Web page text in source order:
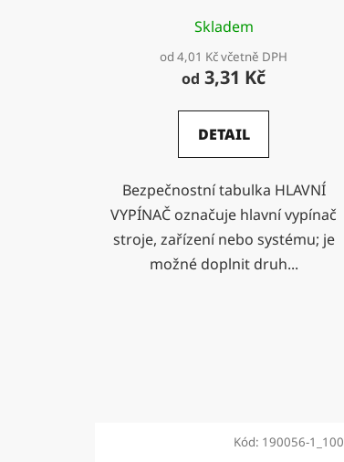
Skladem
od 4,01 Kč včetně DPH
od 3,31 Kč
DETAIL
Bezpečnostní tabulka HLAVNÍ
VYPÍNAČ označuje hlavní vypínač
stroje, zařízení nebo systému; je
možné doplnit druh...
Kód: 190056-1_100